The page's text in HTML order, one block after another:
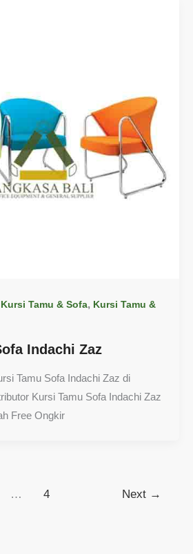
Kursi Tamu & Sofa, Kursi Tamu &
Indachi Zaz
Tamu Sofa Indachi Zaz di
Kursi Tamu Sofa Indachi Zaz
Free Ongkir
… 4 Next →